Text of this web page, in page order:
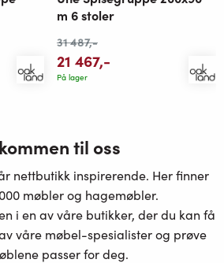
m 6 stoler
31 487,-
21 467,-
På lager
til oss
nettbutikk inspirerende. Her finner
møbler og hagemøbler.
i en av våre butikker, der du kan få
våre møbel-spesialister og prøve
passer for deg.